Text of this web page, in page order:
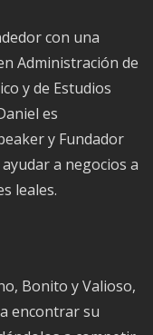
con una
Administración de
y de Estudios
es
y Fundador
a negocios a
leales.
Bonito y Valioso,
encontrar su